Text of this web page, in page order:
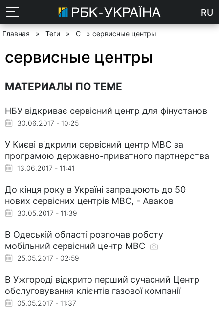
RU
Главная » Теги » С » сервисные центры
сервисные центры
МАТЕРИАЛЫ ПО ТЕМЕ
НБУ відкриває сервісний центр для фінустанов
30.06.2017 - 10:25
У Києві відкрили сервісний центр МВС за
програмою державно-приватного партнерства
13.06.2017 - 11:41
До кінця року в Україні запрацюють до 50
нових сервісних центрів МВС, - Аваков
30.05.2017 - 11:39
В Одеській області розпочав роботу
мобільний сервісний центр МВС
25.05.2017 - 02:59
В Ужгороді відкрито перший сучаcний Центр
обслуговування клієнтів газової компанії
05.05.2017 - 11:37